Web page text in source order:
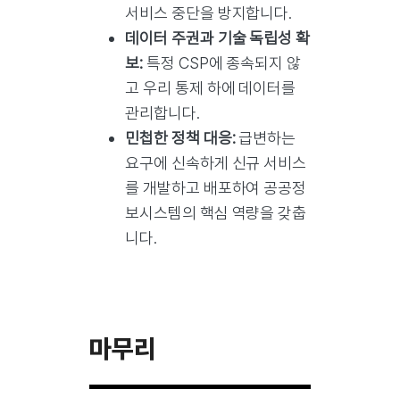
서비스 중단을 방지합니다.
데이터 주권과 기술 독립성 확
보:특정 CSP에 종속되지 않
고 우리 통제 하에 데이터를
관리합니다.
민첩한 정책 대응:급변하는
요구에 신속하게 신규 서비스
를 개발하고 배포하여 공공정
보시스템의 핵심 역량을 갖춥
니다.
마무리